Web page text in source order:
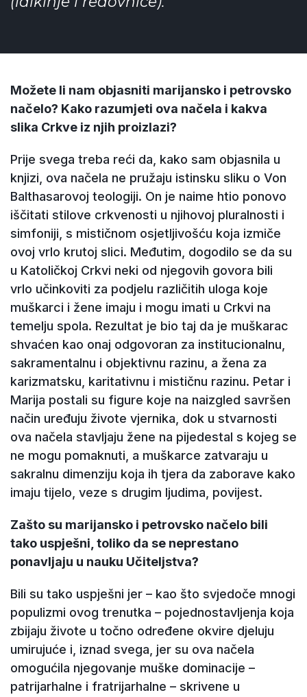
Možete li nam objasniti marijansko i petrovsko
načelo? Kako razumjeti ova načela i kakva
slika Crkve iz njih proizlazi?
Prije svega treba reći da, kako sam objasnila u
knjizi, ova načela ne pružaju istinsku sliku o Von
Balthasarovoj teologiji. On je naime htio ponovo
iščitati stilove crkvenosti u njihovoj pluralnosti i
simfoniji, s mističnom osjetljivošću koja izmiče
ovoj vrlo krutoj slici. Međutim, dogodilo se da su
u Katoličkoj Crkvi neki od njegovih govora bili
vrlo učinkoviti za podjelu različitih uloga koje
muškarci i žene imaju i mogu imati u Crkvi na
temelju spola. Rezultat je bio taj da je muškarac
shvaćen kao onaj odgovoran za institucionalnu,
sakramentalnu i objektivnu razinu, a žena za
karizmatsku, karitativnu i mističnu razinu. Petar i
Marija postali su figure koje na naizgled savršen
način uređuju živote vjernika, dok u stvarnosti
ova načela stavljaju žene na pijedestal s kojeg se
ne mogu pomaknuti, a muškarce zatvaraju u
sakralnu dimenziju koja ih tjera da zaborave kako
imaju tijelo, veze s drugim ljudima, povijest.
Zašto su marijansko i petrovsko načelo bili
tako uspješni, toliko da se neprestano
ponavljaju u nauku Učiteljstva?
Bili su tako uspješni jer – kao što svjedoče mnogi
populizmi ovog trenutka – pojednostavljenja koja
zbijaju živote u točno određene okvire djeluju
umirujuće i, iznad svega, jer su ova načela
omogućila njegovanje muške dominacije –
patrijarhalne i fratrijarhalne – skrivene u